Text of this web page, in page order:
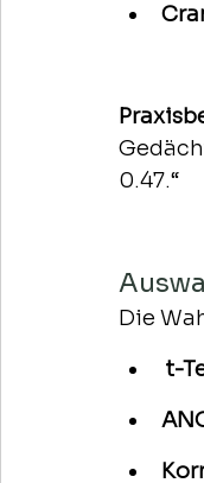
0.47.“
Die
t-